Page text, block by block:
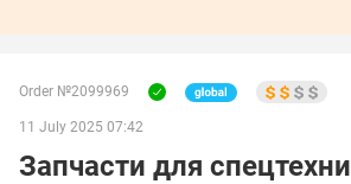
Order №2099969
11 July 2025 07:42
Запчасти для